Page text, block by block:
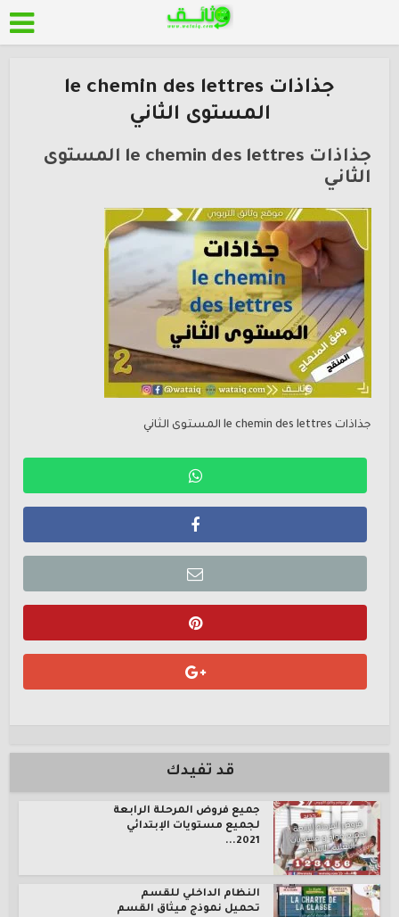
جذاذات le chemin des lettres
المستوى الثاني
جذاذات le chemin des lettres المستوى
الثاني
جذاذات le chemin des lettres المستوى الثاني
قد تفيدك
جميع فروض المرحلة الرابعة
لجميع مستويات الإبتدائي
2021...
النظام الداخلي للقسم
تحميل نموذج ميثاق القسم